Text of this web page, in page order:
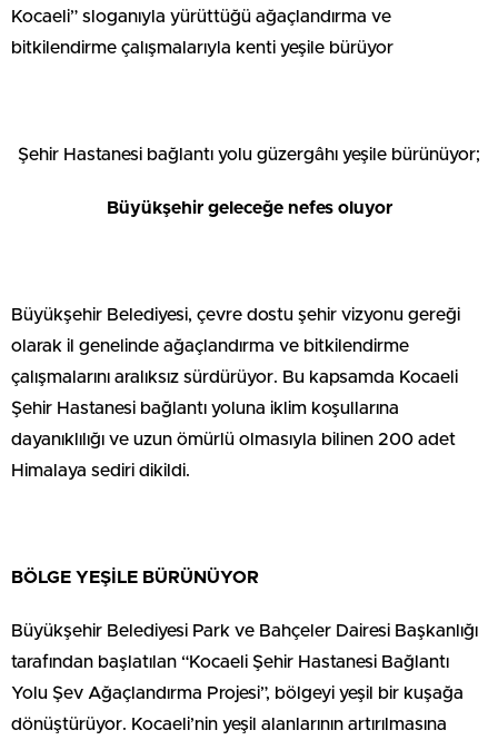
Kocaeli” sloganıyla yürüttüğü ağaçlandırma ve
bitkilendirme çalışmalarıyla kenti yeşile bürüyor
Şehir Hastanesi bağlantı yolu güzergâhı yeşile bürünüyor;
Büyükşehir geleceğe nefes oluyor
Büyükşehir Belediyesi, çevre dostu şehir vizyonu gereği
olarak il genelinde ağaçlandırma ve bitkilendirme
çalışmalarını aralıksız sürdürüyor. Bu kapsamda Kocaeli
Şehir Hastanesi bağlantı yoluna iklim koşullarına
dayanıklılığı ve uzun ömürlü olmasıyla bilinen 200 adet
Himalaya sediri dikildi.
BÖLGE YEŞİLE BÜRÜNÜYOR
Büyükşehir Belediyesi Park ve Bahçeler Dairesi Başkanlığı
tarafından başlatılan “Kocaeli Şehir Hastanesi Bağlantı
Yolu Şev Ağaçlandırma Projesi”, bölgeyi yeşil bir kuşağa
dönüştürüyor. Kocaeli’nin yeşil alanlarının artırılmasına